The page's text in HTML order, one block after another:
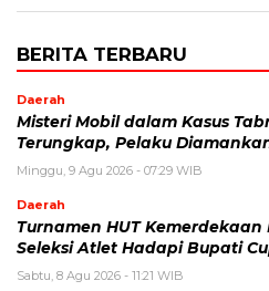
BERITA TERBARU
Daerah
Misteri Mobil dalam Kasus
Terungkap, Pelaku
Minggu, 9 Agu 2026 - 07:29 WIB
Daerah
Turnamen HUT Kemerdekaan
Seleksi Atlet Hadapi Bupati
Sabtu, 8 Agu 2026 - 11:21 WIB